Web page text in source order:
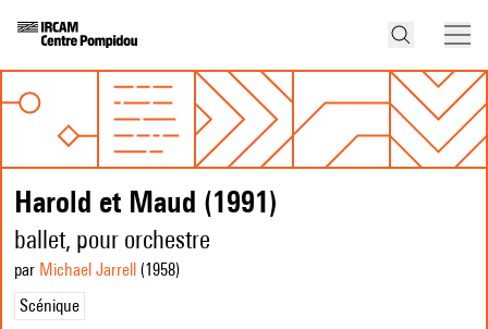
Harold et Maud (1991)
ballet, pour orchestre
par Michael Jarrell (1958)
Scénique